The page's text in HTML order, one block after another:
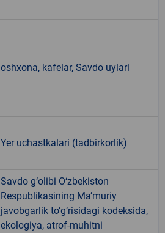
oshxona, kafelar, Savdo uylari
Yer uchastkalari (tadbirkorlik)
Savdo g‘olibi O‘zbekiston
Respublikasining Ma’muriy
javobgarlik to‘g‘risidagi kodeksida,
ekologiya, atrof-muhitni